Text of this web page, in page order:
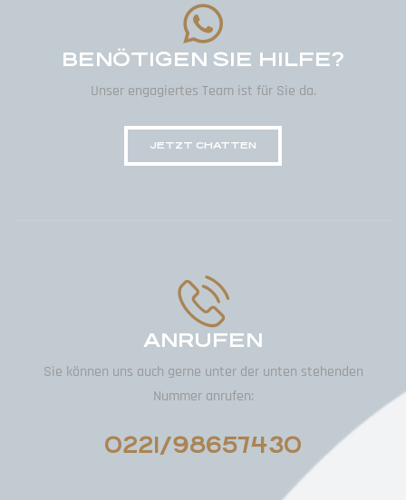
BENÖTIGEN SIE HILFE?
Unser engagiertes Team ist für Sie da.
JETZT CHATTEN
ANRUFEN
Sie können uns auch gerne unter der unten stehenden
Nummer anrufen:
0221/98657430